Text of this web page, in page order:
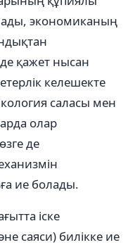
экономиканың
қажет нысан
келешекте
саласы мен
олар
де
ие болады.
іске
саяси) билікке ие